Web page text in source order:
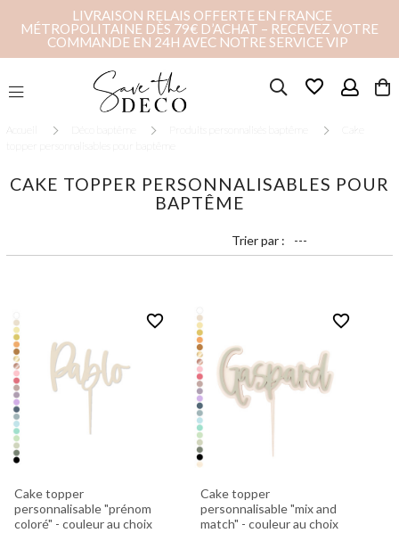
LIVRAISON RELAIS OFFERTE EN FRANCE
MÉTROPOLITAINE DÈS 79€ D’ACHAT – RECEVEZ VOTRE
COMMANDE EN 24H AVEC NOTRE SERVICE VIP
favorite_border
Accueil Produits personnalisés baptême
Cake
topper personnalisables pour baptême
CAKE TOPPER PERSONNALISABLES POUR
BAPTÊME
Trier par :
favorite_border
Cake topper
personnalisable "prénom
coloré" - couleur au choix
favorite_border
Cake topper
personnalisable "mix and
match" - couleur au choix